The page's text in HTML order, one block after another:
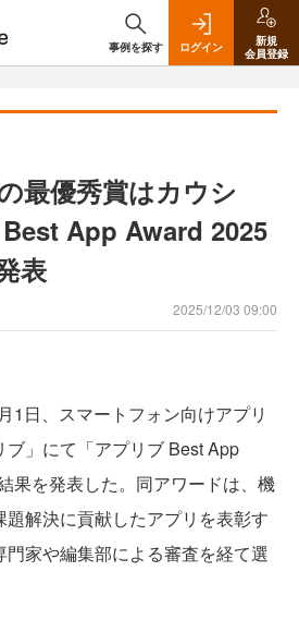
事例を探す ログイン
新規
会員登録
最優秀賞はカウシ
App Award 2025
表
2025/12/03 09:00
1日、スマートフォン向けアプリ
」にて「アプリブ Best App
果を発表した。同アワードは、機
解決に貢献したアプリを表彰す
門家や編集部による審査を経て選